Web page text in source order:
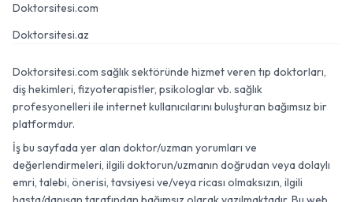
Doktorsitesi.com
Doktorsitesi.az
Doktorsitesi.com sağlık sektöründe hizmet veren tıp doktorları,
diş hekimleri, fizyoterapistler, psikologlar vb. sağlık
profesyonelleri ile internet kullanıcılarını buluşturan bağımsız bir
platformdur.
İş bu sayfada yer alan doktor/uzman yorumları ve
değerlendirmeleri, ilgili doktorun/uzmanın doğrudan veya dolaylı
emri, talebi, önerisi, tavsiyesi ve/veya ricası olmaksızın, ilgili